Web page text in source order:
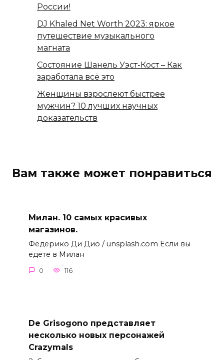
России!
DJ Khaled Net Worth 2023: яркое
путешествие музыкального
магната
Состояние Шанель Уэст-Кост – Как
заработала всё это
Женщины взрослеют быстрее
мужчин? 10 лучших научных
доказательств
Вам также может понравиться
Милан. 10 самых красивых
магазинов.
Федерико Ди Дио / unsplash.com Если вы
едете в Милан
0 116
De Grisogono представляет
несколько новых персонажей
Crazymals